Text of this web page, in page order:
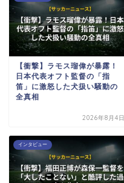
【衝撃】ラモス瑠偉が暴露！
日本代表オフト監督の「指
笛」に激怒した犬扱い騒動の
全真相
2026年8月4日
インタビュー